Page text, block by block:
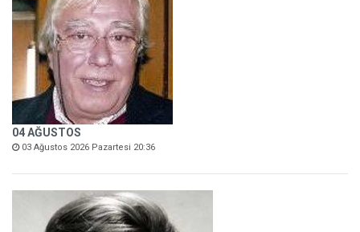
04 AĞUSTOS
03 Ağustos 2026 Pazartesi 20:36